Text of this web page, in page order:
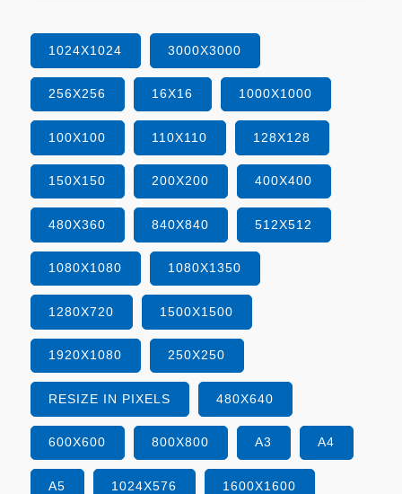
1024X1024 3000X3000
256X256 16X16 1000X1000
100X100 110X110 128X128
150X150 200X200 400X400
480X360 840X840 512X512
1080X1080 1080X1350
1280X720 1500X1500
1920X1080 250X250
RESIZE IN PIXELS 480X640
600X600 800X800 A3 A4
A5 1024X576 1600X1600